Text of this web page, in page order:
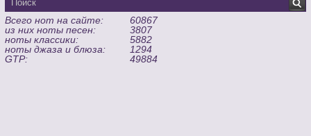
Всего нот на сайте:
60867
из них ноты песен:
3807
ноты классики:
5882
ноты джаза и блюза:
1294
GTP:
49884